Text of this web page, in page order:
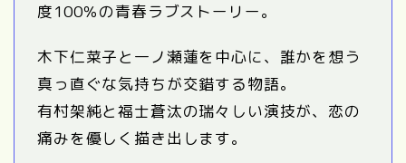
度100％の青春ラブストーリー。
木下仁菜子と一ノ瀬蓮を中心に、誰かを想う
真っ直ぐな気持ちが交錯する物語。
有村架純と福士蒼汰の瑞々しい演技が、恋の
痛みを優しく描き出します。